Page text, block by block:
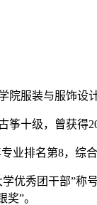
院服装与服饰设
筝十级，曾获得
业排名第8，综
优秀团干部”称
”。